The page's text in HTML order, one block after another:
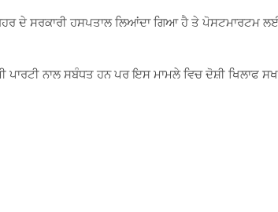
ਦੇ ਸਰਕਾਰੀ ਹਸਪਤਾਲ ਲਿਆਂਦਾ ਗਿਆ ਹੈ ਤੇ ਪੋਸਟਮਾਰਟਮ
ਨਾਲ ਸਬੰਧਤ ਹਨ ਪਰ ਇਸ ਮਾਮਲੇ ਵਿਚ ਦੋਸ਼ੀ ਖਿਲਾਫ